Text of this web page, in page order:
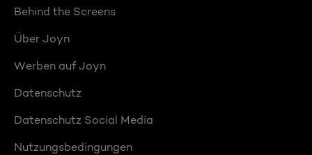
Behind the Screens
Über Joyn
Werben auf Joyn
Datenschutz
Datenschutz Social Media
Nutzungsbedingungen